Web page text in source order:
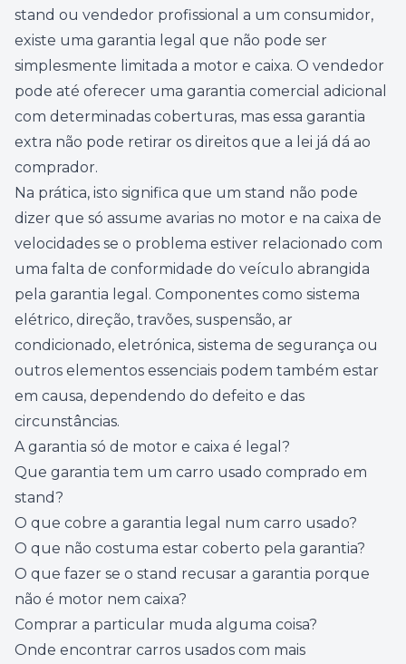
stand ou vendedor profissional a um consumidor,
existe uma garantia legal que não pode ser
simplesmente limitada a motor e caixa. O vendedor
pode até oferecer uma garantia comercial adicional
com determinadas coberturas, mas essa garantia
extra não pode retirar os direitos que a lei já dá ao
comprador.
Na prática, isto significa que um stand não pode
dizer que só assume avarias no motor e na caixa de
velocidades se o problema estiver relacionado com
uma falta de conformidade do veículo abrangida
pela garantia legal. Componentes como sistema
elétrico, direção, travões, suspensão, ar
condicionado, eletrónica, sistema de segurança ou
outros elementos essenciais podem também estar
em causa, dependendo do defeito e das
circunstâncias.
A garantia só de motor e caixa é legal?
Que garantia tem um carro usado comprado em
stand?
O que cobre a garantia legal num carro usado?
O que não costuma estar coberto pela garantia?
O que fazer se o stand recusar a garantia porque
não é motor nem caixa?
Comprar a particular muda alguma coisa?
Onde encontrar carros usados com mais